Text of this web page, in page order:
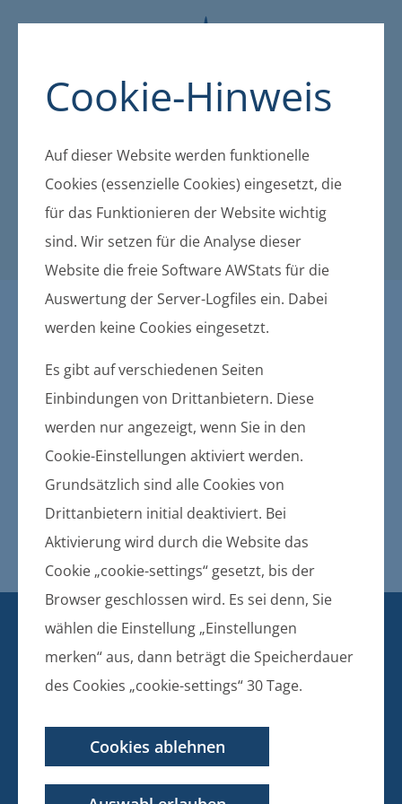
Cookie-Hinweis
Auf dieser Website werden funktionelle
Cookies (essenzielle Cookies) eingesetzt, die
für das Funktionieren der Website wichtig
sind. Wir setzen für die Analyse dieser
Website die freie Software AWStats für die
Auswertung der Server-Logfiles ein. Dabei
werden keine Cookies eingesetzt.
Es gibt auf verschiedenen Seiten
Einbindungen von Drittanbietern. Diese
werden nur angezeigt, wenn Sie in den
Cookie-Einstellungen aktiviert werden.
Grundsätzlich sind alle Cookies von
Drittanbietern initial deaktiviert. Bei
Aktivierung wird durch die Website das
Cookie „cookie-settings“ gesetzt, bis der
Browser geschlossen wird. Es sei denn, Sie
wählen die Einstellung „Einstellungen
merken“ aus, dann beträgt die Speicherdauer
des Cookies „cookie-settings“ 30 Tage.
Cookies ablehnen
Öffentliche Bekanntmachu
ngen der amtsangehörigen
Gemeinden und des Amtes
Groß Polzin:
Hundesteuersatzung
27.05.2026
Hundesteuersatzung
KONTAKT
BANKVERBINDUNG
Amt Züssow